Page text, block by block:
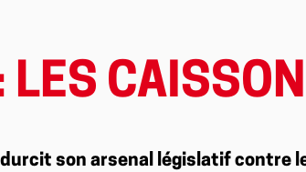
LES
son arsenal législatif contre